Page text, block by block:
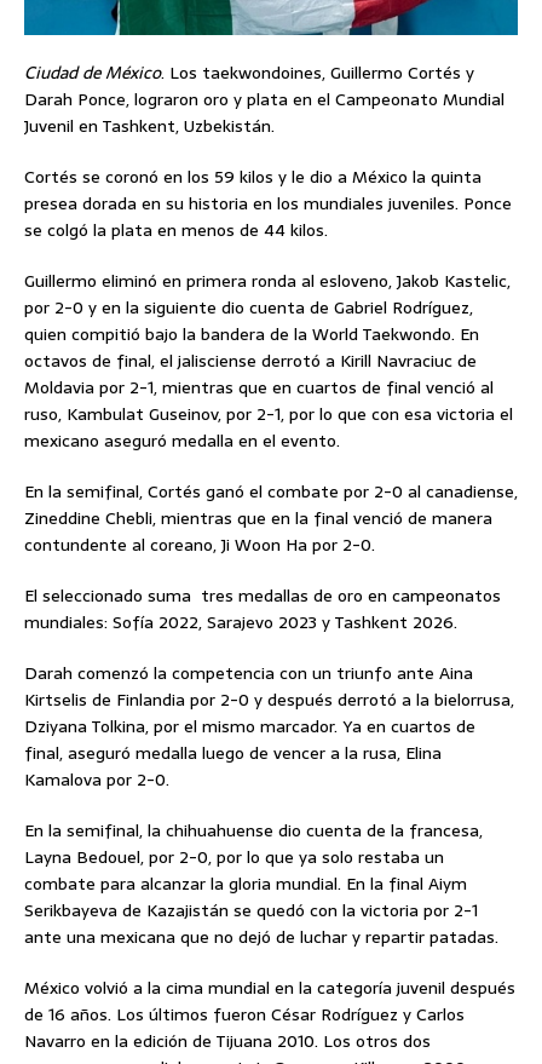
Ciudad de México. Los taekwondoines, Guillermo Cortés y
Darah Ponce, lograron oro y plata en el Campeonato Mundial
Juvenil en Tashkent, Uzbekistán.
Cortés se coronó en los 59 kilos y le dio a México la quinta
presea dorada en su historia en los mundiales juveniles. Ponce
se colgó la plata en menos de 44 kilos.
Guillermo eliminó en primera ronda al esloveno, Jakob Kastelic,
por 2-0 y en la siguiente dio cuenta de Gabriel Rodríguez,
quien compitió bajo la bandera de la World Taekwondo. En
octavos de final, el jalisciense derrotó a Kirill Navraciuc de
Moldavia por 2-1, mientras que en cuartos de final venció al
ruso, Kambulat Guseinov, por 2-1, por lo que con esa victoria el
mexicano aseguró medalla en el evento.
En la semifinal, Cortés ganó el combate por 2-0 al canadiense,
Zineddine Chebli, mientras que en la final venció de manera
contundente al coreano, Ji Woon Ha por 2-0.
El seleccionado suma tres medallas de oro en campeonatos
mundiales: Sofía 2022, Sarajevo 2023 y Tashkent 2026.
Darah comenzó la competencia con un triunfo ante Aina
Kirtselis de Finlandia por 2-0 y después derrotó a la bielorrusa,
Dziyana Tolkina, por el mismo marcador. Ya en cuartos de
final, aseguró medalla luego de vencer a la rusa, Elina
Kamalova por 2-0.
En la semifinal, la chihuahuense dio cuenta de la francesa,
Layna Bedouel, por 2-0, por lo que ya solo restaba un
combate para alcanzar la gloria mundial. En la final Aiym
Serikbayeva de Kazajistán se quedó con la victoria por 2-1
ante una mexicana que no dejó de luchar y repartir patadas.
México volvió a la cima mundial en la categoría juvenil después
de 16 años. Los últimos fueron César Rodríguez y Carlos
Navarro en la edición de Tijuana 2010. Los otros dos